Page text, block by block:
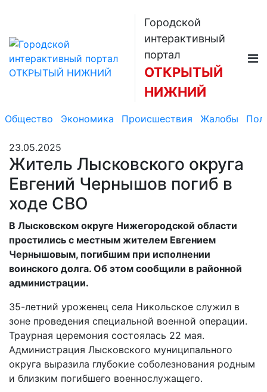
Городской
интерактивный
портал
ОТКРЫТЫЙ
НИЖНИЙ
Общество Экономика Происшествия Жалобы
23.05.2025
Житель Лысковского округа
Евгений Чернышов погиб в
ходе СВО
В Лысковском округе Нижегородской области
простились с местным жителем Евгением
Чернышовым, погибшим при исполнении
воинского долга. Об этом сообщили в районной
администрации.
35-летний уроженец села Никольское служил в
зоне проведения специальной военной операции.
Траурная церемония состоялась 22 мая.
Администрация Лысковского муниципального
округа выразила глубокие соболезнования родным
и близким погибшего военнослужащего.